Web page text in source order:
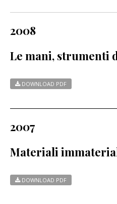
2008
Le mani, strumenti
DOWNLOAD PDF
2007
Materiali
DOWNLOAD PDF